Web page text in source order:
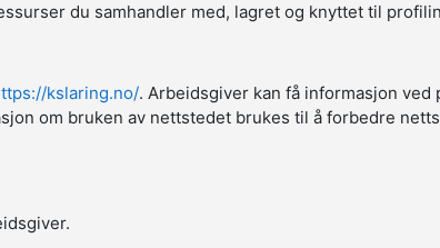
du samhandler med, lagret og knyttet til
kslaring.no/. Arbeidsgiver kan få informasjon
om bruken av nettstedet brukes til å forbedre